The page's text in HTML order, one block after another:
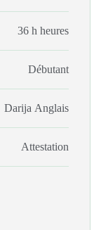
36 h heures
Débutant
Anglais
Darija
Attestation